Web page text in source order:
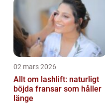
02 mars 2026
Allt om lashlift: naturligt
böjda fransar som håller
länge